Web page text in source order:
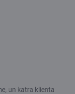
un katra klienta